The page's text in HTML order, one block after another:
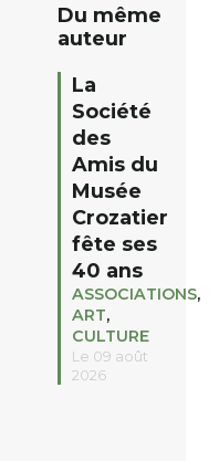
Du même
auteur
La
Société
des
Amis du
Musée
Crozatier
fête ses
40 ans
ASSOCIATIONS,
ART,
CULTURE
Le 09 août
2026